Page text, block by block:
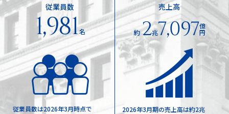
従業員数
1,981名
従業員数は2026年3月時点で
売上高
約 2兆7,097億
円
2026年3月期の売上高は約2兆